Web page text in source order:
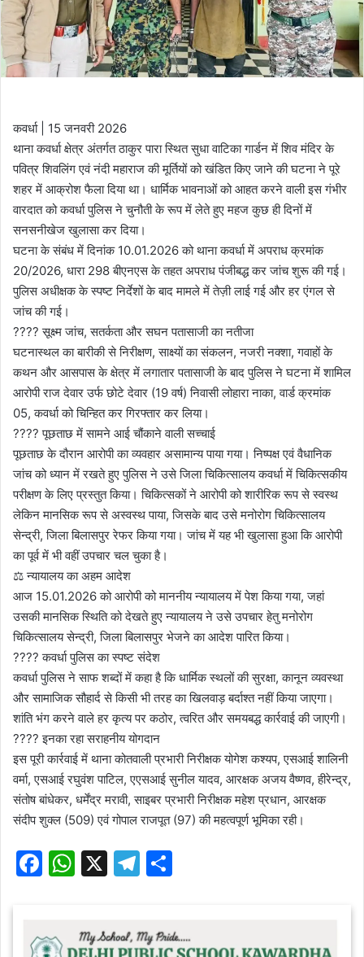
कवर्धा | 15 जनवरी 2026
थाना कवर्धा क्षेत्र अंतर्गत ठाकुर पारा स्थित सुधा वाटिका गार्डन में शिव मंदिर के
पवित्र शिवलिंग एवं नंदी महाराज की मूर्तियों को खंडित किए जाने की घटना ने पूरे
शहर में आक्रोश फैला दिया था। धार्मिक भावनाओं को आहत करने वाली इस गंभीर
वारदात को कवर्धा पुलिस ने चुनौती के रूप में लेते हुए महज कुछ ही दिनों में
सनसनीखेज खुलासा कर दिया।
घटना के संबंध में दिनांक 10.01.2026 को थाना कवर्धा में अपराध क्रमांक
20/2026, धारा 298 बीएनएस के तहत अपराध पंजीबद्ध कर जांच शुरू की गई।
पुलिस अधीक्षक के स्पष्ट निर्देशों के बाद मामले में तेज़ी लाई गई और हर एंगल से
जांच की गई।
???? सूक्ष्म जांच, सतर्कता और सघन पतासाजी का नतीजा
घटनास्थल का बारीकी से निरीक्षण, साक्ष्यों का संकलन, नजरी नक्शा, गवाहों के
कथन और आसपास के क्षेत्र में लगातार पतासाजी के बाद पुलिस ने घटना में शामिल
आरोपी राज देवार उर्फ छोटे देवार (19 वर्ष) निवासी लोहारा नाका, वार्ड क्रमांक
05, कवर्धा को चिन्हित कर गिरफ्तार कर लिया।
???? पूछताछ में सामने आई चौंकाने वाली सच्चाई
पूछताछ के दौरान आरोपी का व्यवहार असामान्य पाया गया। निष्पक्ष एवं वैधानिक
जांच को ध्यान में रखते हुए पुलिस ने उसे जिला चिकित्सालय कवर्धा में चिकित्सकीय
परीक्षण के लिए प्रस्तुत किया। चिकित्सकों ने आरोपी को शारीरिक रूप से स्वस्थ
लेकिन मानसिक रूप से अस्वस्थ पाया, जिसके बाद उसे मनोरोग चिकित्सालय
सेन्द्री, जिला बिलासपुर रेफर किया गया। जांच में यह भी खुलासा हुआ कि आरोपी
का पूर्व में भी वहीं उपचार चल चुका है।
⚖️ न्यायालय का अहम आदेश
आज 15.01.2026 को आरोपी को माननीय न्यायालय में पेश किया गया, जहां
उसकी मानसिक स्थिति को देखते हुए न्यायालय ने उसे उपचार हेतु मनोरोग
चिकित्सालय सेन्द्री, जिला बिलासपुर भेजने का आदेश पारित किया।
???? कवर्धा पुलिस का स्पष्ट संदेश
कवर्धा पुलिस ने साफ शब्दों में कहा है कि धार्मिक स्थलों की सुरक्षा, कानून व्यवस्था
और सामाजिक सौहार्द से किसी भी तरह का खिलवाड़ बर्दाश्त नहीं किया जाएगा।
शांति भंग करने वाले हर कृत्य पर कठोर, त्वरित और समयबद्ध कार्रवाई की जाएगी।
???? इनका रहा सराहनीय योगदान
इस पूरी कार्रवाई में थाना कोतवाली प्रभारी निरीक्षक योगेश कश्यप, एसआई शालिनी
वर्मा, एसआई रघुवंश पाटिल, एएसआई सुनील यादव, आरक्षक अजय वैष्णव, हीरेन्द्र,
संतोष बांधेकर, धर्मेंद्र मरावी, साइबर प्रभारी निरीक्षक महेश प्रधान, आरक्षक
संदीप शुक्ल (509) एवं गोपाल राजपूत (97) की महत्वपूर्ण भूमिका रही।
F
e
W
s
X
T
gr e